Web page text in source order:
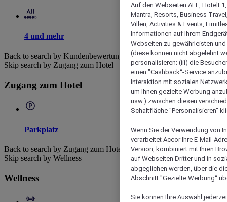
4 und mehr
Back to search by Kundenbewertungen
Skip search by Zugang zum Hotel
Zugang zum Hotel
Parkplatz
Back to search by Zugang zum Hotel
Skip search by Wellness
Wellness
Auf den Webseiten ALL,
Mantra, Resorts, Business
Villen, Activities & Events,
Informationen auf Ihrem
Webseiten zu gewährleisten
(diese können nicht abgelehnt
personalisieren; (iii) die
einen "Cashback“-Service
Interaktion mit sozialen
um Ihnen gezielte Werbung
usw.) zwischen diesen
Schaltfläche "Personalisieren“
Wenn Sie der Verwendung von
verarbeitet Accor Ihre E-Mail-
Version, kombiniert mit Ihren
auf Webseiten Dritter und in
abgeglichen werden, über die
Abschnitt "Gezielte Werbung“
Sie können Ihre Auswahl